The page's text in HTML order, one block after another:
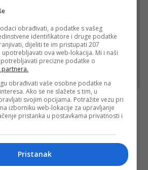
obrađivati, a podatke s vašeg
identifikatore i druge podatke
dijeliti te im pristupati 207
ova web-lokacija. Mi i naši
precizne podatke o
partnera.
obrađivati vaše osobne podatke na
Ako se ne slažete s tim, u
svojim opcijama. Potražite vezu pri
izborniku web-lokacije za upravljanje
pristanka u postavkama privatnosti i
Pristanak